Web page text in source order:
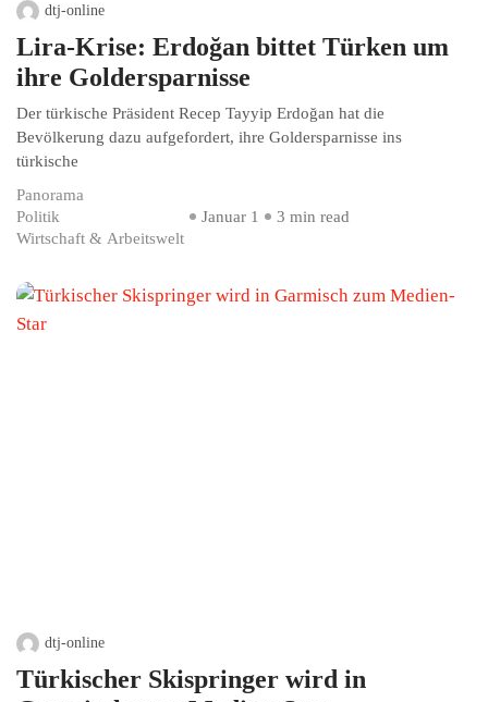
dtj-online
Lira-Krise: Erdoğan bittet Türken um
ihre Goldersparnisse
Der türkische Präsident Recep Tayyip Erdoğan hat die
Bevölkerung dazu aufgefordert, ihre Goldersparnisse ins
türkische
Panorama
Politik
Wirtschaft & Arbeitswelt
Januar 1 3 min read
dtj-online
Türkischer Skispringer wird in